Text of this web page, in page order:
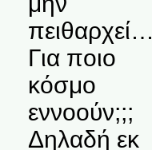
πειθαρχεί…
Για ποιο
κόσμο
εννοούν;;;
Δηλαδή εκ